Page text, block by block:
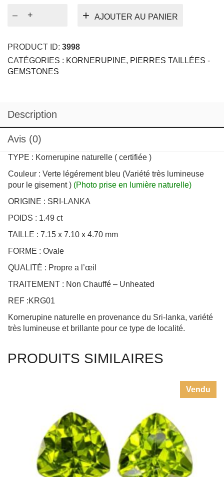
PRODUCT ID:
Avis (0)
TYPE : Kornerupine naturelle ( certifiée )
Couleur : Verte légérement bleu (Variété très lumineuse
pour le gisement )(Photo prise en lumière naturelle)
ORIGINE : SRI-LANKA
POIDS : 1.49 ct
TAILLE : 7.15 x 7.10 x 4.70 mm
FORME : Ovale
QUALITÉ : Propre a l’œil
TRAITEMENT : Non Chauffé – Unheated
REF :KRG01
Kornerupine naturelle en provenance du Sri-lanka, variété
très lumineuse et brillante pour ce type de localité.
PRODUITS SIMILAIRES